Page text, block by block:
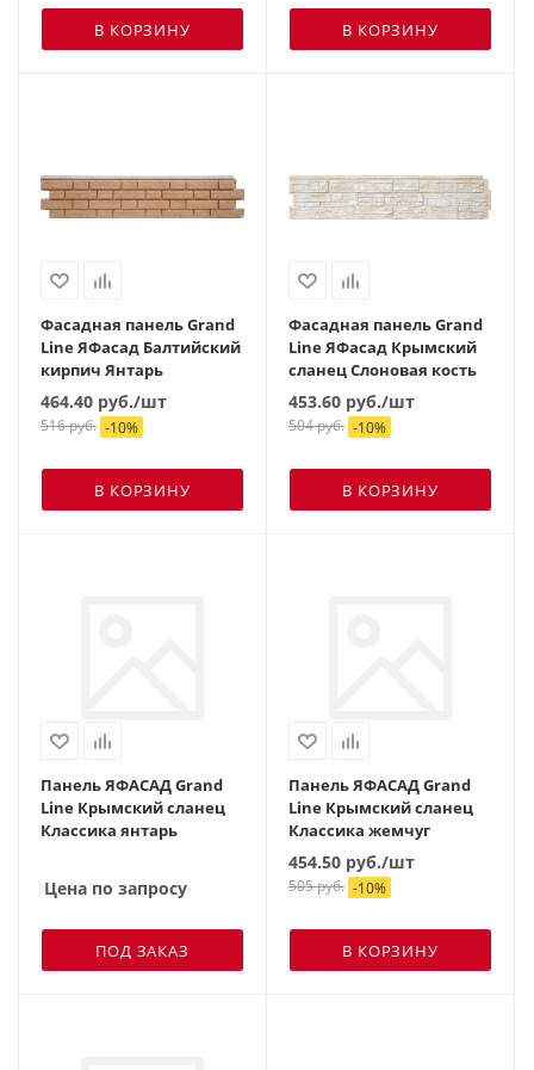
В КОРЗИНУ В КОРЗИНУ
Фасадная панель Grand
Line ЯФасад Балтийский
кирпич Янтарь
464.40 руб./шт
516руб. -10%
В КОРЗИНУ
Фасадная панель Grand
Line ЯФасад Крымский
сланец Слоновая кость
453.60 руб./шт
504руб. -10%
В КОРЗИНУ
Панель ЯФАСАД Grand
Line Крымский сланец
Классика янтарь
Цена по запросу
ПОД ЗАКАЗ
Панель ЯФАСАД Grand
Line Крымский сланец
Классика жемчуг
454.50 руб./шт
505руб. -10%
В КОРЗИНУ